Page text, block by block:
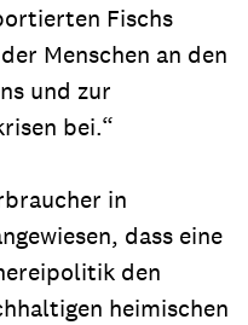
Fischs
Menschen an den
und zur
bei.“
in
dass eine
den
heimischen